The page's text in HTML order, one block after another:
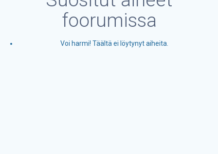
foorumissa
Voi harmi! Täältä ei löytynyt aiheita.